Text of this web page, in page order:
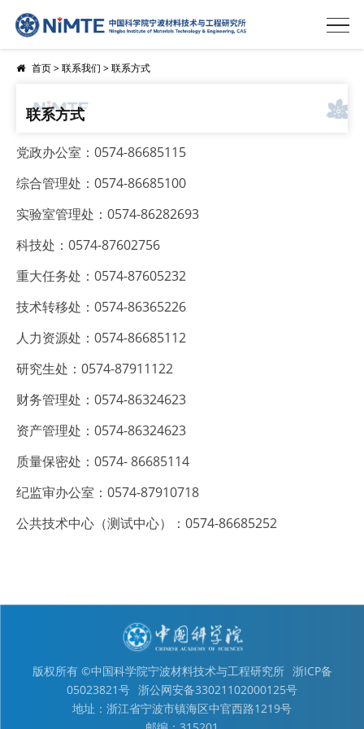
首页>联系我们 >联系方式
联系方式
党政办公室：0574-86685115
综合管理处：0574-86685100
实验室管理处：0574-86282693
科技处：0574-87602756
重大任务处：0574-87605232
技术转移处：0574-86365226
人力资源处：0574-86685112
研究生处：0574-87911122
财务管理处：0574-86324623
资产管理处：0574-86324623
质量保密处：0574- 86685114
纪监审办公室：0574-87910718
公共技术中心（测试中心）：0574-86685252
版权所有 ©中国科学院宁波材料技术与工程研究所 浙ICP备
05023821号 浙公网安备33021102000125号
地址：浙江省宁波市镇海区中官西路1219号